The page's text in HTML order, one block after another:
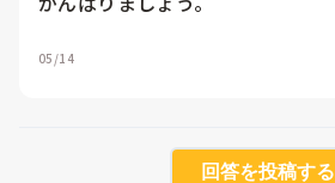
05/14
回答を投稿する